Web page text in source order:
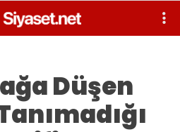
Düşen